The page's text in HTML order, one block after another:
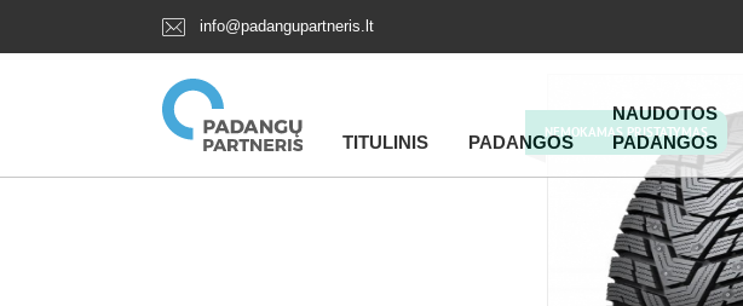
info@padangupartneris.lt
TITULINIS PADANGOS
NAUDOTOS
PADANGOS
NEMOKAMAS PRISTATYMAS